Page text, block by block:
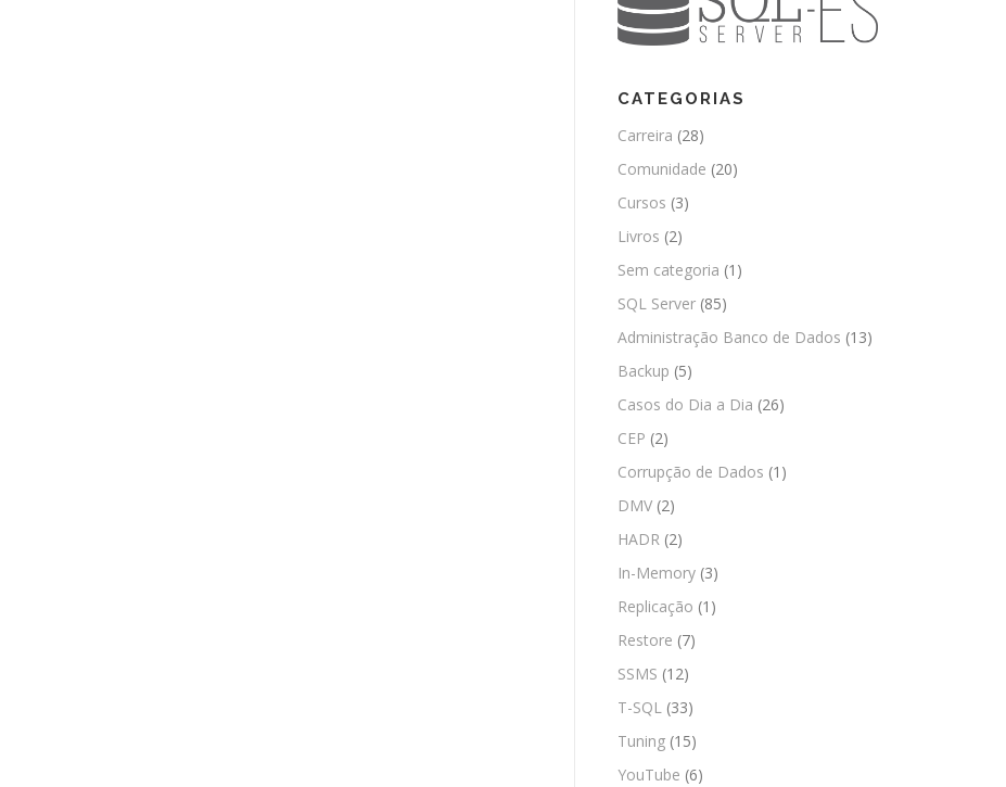
CATEGORIAS
Carreira (28)
Comunidade (20)
Cursos (3)
Livros (2)
Sem categoria (1)
SQL Server (85)
Administração Banco de Dados (13)
Backup (5)
Casos do Dia a Dia (26)
CEP (2)
Corrupção de Dados (1)
DMV (2)
HADR (2)
In-Memory (3)
Replicação (1)
Restore (7)
SSMS (12)
T-SQL (33)
Tuning (15)
YouTube (6)